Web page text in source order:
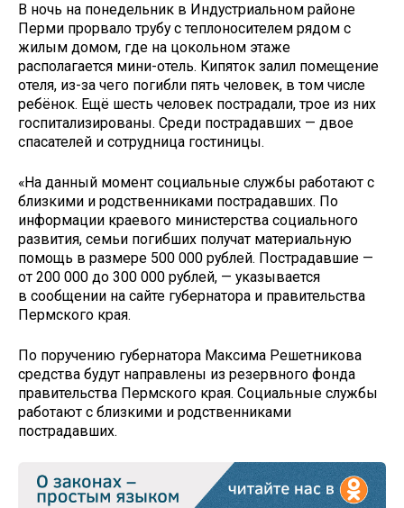
В ночь на понедельник в Индустриальном районе
Перми прорвало трубу с теплоносителем рядом с
жилым домом, где на цокольном этаже
располагается мини-отель. Кипяток залил помещение
отеля, из-за чего погибли пять человек, в том числе
ребёнок. Ещё шесть человек пострадали, трое из них
госпитализированы. Среди пострадавших — двое
спасателей и сотрудница гостиницы.
«На данный момент социальные службы работают с
близкими и родственниками пострадавших. По
информации краевого министерства социального
развития, семьи погибших получат материальную
помощь в размере 500 000 рублей. Пострадавшие —
от 200 000 до 300 000 рублей, — указывается
в сообщении на сайте губернатора и правительства
Пермского края.
По поручению губернатора Максима Решетникова
средства будут направлены из резервного фонда
правительства Пермского края. Социальные службы
работают с близкими и родственниками
пострадавших.